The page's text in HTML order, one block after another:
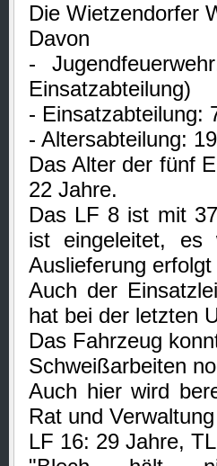
Die Wietzendorfer
Davon
-
Einsatzabteilung)
- Einsatzabteilung:
- Altersabteilung: 19
Das Alter der fünf
22 Jahre.
Das LF 8 ist mit
ist eingeleitet, es
Auslieferung
Auch der
hat bei der letzten
Das Fahrzeug
Schweißarbeiten
Auch hier wird
Rat und
LF 16: 29 Jahre,